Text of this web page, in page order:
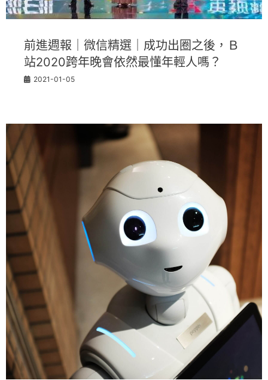
前進週報｜微信精選｜成功出圈之後，Ｂ
站2020跨年晚會依然最懂年輕人嗎？
2021-01-05